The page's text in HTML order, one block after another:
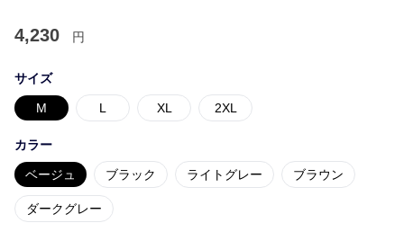
4,230 円
サイズ
M L XL 2XL
カラー
ベージュ ブラック ライトグレー ブラウン
ダークグレー